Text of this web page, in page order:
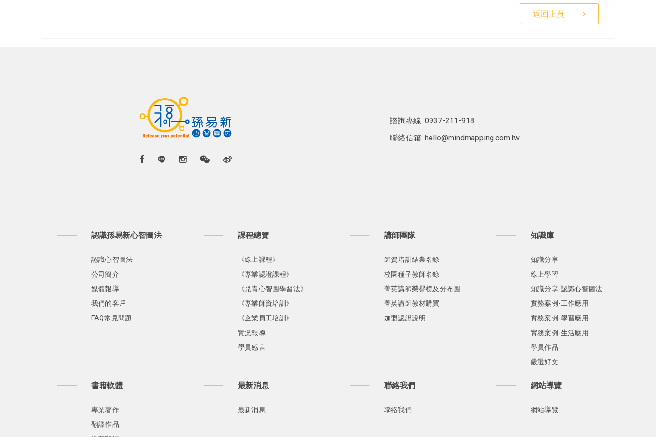
返回上頁
諮詢專線: 0937-211-918
聯絡信箱: hello@mindmapping.com.tw
認識孫易新心智圖法
認識心智圖法
公司簡介
媒體報導
我們的客戶
FAQ常見問題
課程總覽
《線上課程》
《專業認證課程》
《兒青心智圖學習法》
《專業師資培訓》
《企業員工培訓》
實況報導
學員感言
講師團隊
師資培訓結業名錄
校園種子教師名錄
菁英講師榮譽榜及分布圖
菁英講師教材購買
加盟認證說明
知識庫
知識分享
線上學習
知識分享-認識心智圖法
實務案例-工作應用
實務案例-學習應用
實務案例-生活應用
學員作品
嚴選好文
書籍軟體
專業著作
翻譯作品
最新消息
最新消息
聯絡我們
聯絡我們
網站導覽
網站導覽